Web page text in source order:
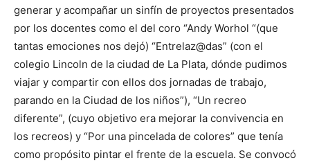
generar y acompañar un sinfín de proyectos presentados
por los docentes como el del coro “Andy Worhol “(que
tantas emociones nos dejó) “Entrelaz@das” (con el
colegio Lincoln de la ciudad de La Plata, dónde pudimos
viajar y compartir con ellos dos jornadas de trabajo,
parando en la Ciudad de los niños”), “Un recreo
diferente”, (cuyo objetivo era mejorar la convivencia en
los recreos) y “Por una pincelada de colores” que tenía
como propósito pintar el frente de la escuela. Se convocó